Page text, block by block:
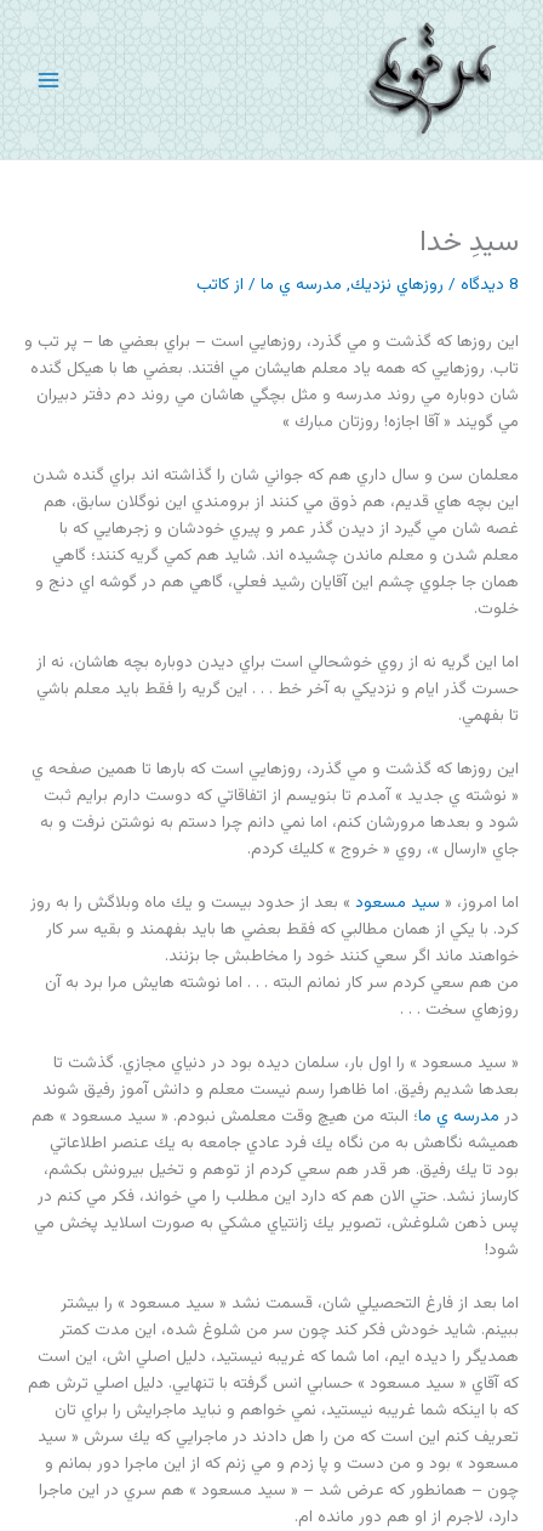
پرش
به
محتوا
سیدِ خدا
8 دیدگاه / روزهاي نزديك, مدرسه ي ما / از کاتب
اين روزها كه گذشت و مي گذرد، روزهايي است – براي بعضي ها – پر تب و
تاب. روزهايي كه همه ياد معلم هايشان مي افتند. بعضي ها با هيكل گنده
شان دوباره مي روند مدرسه و مثل بچگي هاشان مي روند دم دفتر دبيران
مي گويند « آقا اجازه! روزتان مبارك »
معلمان سن و سال داري هم كه جواني شان را گذاشته اند براي گنده شدن
اين بچه هاي قديم، هم ذوق مي كنند از برومندي اين نوگلان سابق، هم
غصه شان مي گيرد از ديدن گذر عمر و پيري خودشان و زجرهايي كه با
معلم شدن و معلم ماندن چشيده اند. شايد هم كمي گريه كنند؛ گاهي
همان جا جلوي چشم اين آقايان رشيد فعلي، گاهي هم در گوشه اي دنج و
خلوت.
اما اين گريه نه از روي خوشحالي است براي ديدن دوباره بچه هاشان، نه از
حسرت گذر ايام و نزديكي به آخر خط . . . اين گريه را فقط بايد معلم باشي
تا بفهمي.
اين روزها كه گذشت و مي گذرد، روزهايي است كه بارها تا همين صفحه ي
« نوشته ي جديد » آمدم تا بنويسم از اتفاقاتي كه دوست دارم برايم ثبت
شود و بعدها مرورشان كنم، اما نمي دانم چرا دستم به نوشتن نرفت و به
جاي «ارسال »، روي « خروج » كليك كردم.
اما امروز، « سيد مسعود » بعد از حدود بيست و يك ماه وبلاگش را به روز
كرد. با يكي از همان مطالبي كه فقط بعضي ها بايد بفهمند و بقيه سر كار
خواهند ماند اگر سعي كنند خود را مخاطبش جا بزنند.
من هم سعي كردم سر كار نمانم البته . . . اما نوشته هايش مرا برد به آن
روزهاي سخت . . .
« سيد مسعود » را اول بار، سلمان ديده بود در دنياي مجازي. گذشت تا
بعدها شديم رفيق. اما ظاهرا رسم نيست معلم و دانش آموز رفيق شوند
در مدرسه ي ما؛ البته من هيچ وقت معلمش نبودم. « سيد مسعود » هم
هميشه نگاهش به من نگاه يك فرد عادي جامعه به يك عنصر اطلاعاتي
بود تا يك رفيق. هر قدر هم سعي كردم از توهم و تخيل بيرونش بكشم،
كارساز نشد. حتي الان هم كه دارد اين مطلب را مي خواند، فكر مي كنم در
پس ذهن شلوغش، تصوير يك زانتياي مشكي به صورت اسلايد پخش مي
شود!
اما بعد از فارغ التحصيلي شان، قسمت نشد « سيد مسعود » را بيشتر
ببينم. شايد خودش فكر كند چون سر من شلوغ شده، اين مدت كمتر
همديگر را ديده ايم، اما شما كه غريبه نيستيد، دليل اصلي اش، اين است
كه آقاي « سيد مسعود » حسابي انس گرفته با تنهايي. دليل اصلي ترش هم
كه با اينكه شما غريبه نيستيد، نمي خواهم و نبايد ماجرايش را براي تان
تعريف كنم اين است كه من را هل دادند در ماجرايي كه يك سرش « سيد
مسعود » بود و من دست و پا زدم و مي زنم كه از اين ماجرا دور بمانم و
چون – همانطور كه عرض شد – « سيد مسعود » هم سري در اين ماجرا
دارد، لاجرم از او هم دور مانده ام.